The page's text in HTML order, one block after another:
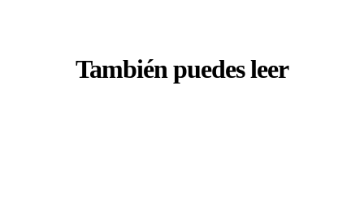
También puedes leer